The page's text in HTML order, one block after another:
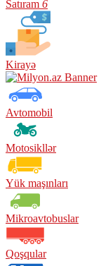
Satıram 6
Kirayə
Avtomobil
Motosikllər
Yük maşınları
Mikroavtobuslar
Qoşqular